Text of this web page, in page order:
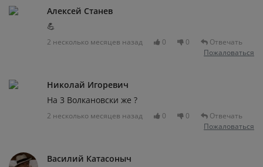
Алексей Станев
💪
2 несколько месяцев назад 0 0
Отвечать
Пожаловаться
Николай Игоревич
На 3 Волкановски же ?
2 несколько месяцев назад 0 0
Отвечать
Пожаловаться
Василий Катасоныч